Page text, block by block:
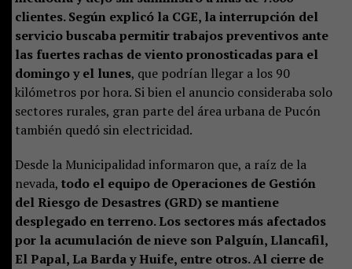
clientes. Según explicó la CGE, la interrupción del
servicio buscaba permitir trabajos preventivos ante
las fuertes rachas de viento pronosticadas para el
domingo y el lunes, que podrían llegar a los 90
kilómetros por hora. Si bien el anuncio consideraba solo
sectores rurales, gran parte del área urbana de Pucón
también quedó sin electricidad.
Desde la Municipalidad informaron que, a raíz de la
nevada, todo el equipo de Operaciones de Gestión
del Riesgo de Desastres (GRD) se mantiene
desplegado en terreno. Los sectores más afectados
por la acumulación de nieve son Palguín, Llancafil,
El Papal, La Barda y Huife, entre otros. Al cierre de